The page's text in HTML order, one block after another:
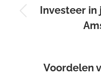
navigation
Investeer in
Voordelen